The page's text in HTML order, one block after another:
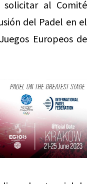
solicitar al Comité
del Padel en el
Europeos de